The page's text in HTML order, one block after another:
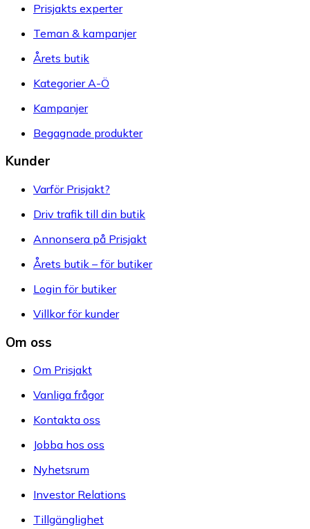
Prisjakts experter
Teman & kampanjer
Årets butik
Kategorier A-Ö
Kampanjer
Begagnade produkter
Kunder
Varför Prisjakt?
Driv trafik till din butik
Annonsera på Prisjakt
Årets butik – för butiker
Login för butiker
Villkor för kunder
Om oss
Om Prisjakt
Vanliga frågor
Kontakta oss
Jobba hos oss
Nyhetsrum
Investor Relations
Tillgänglighet